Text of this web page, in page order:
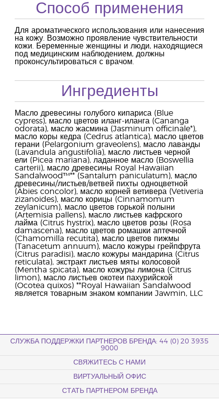
Способ применения
Для ароматического использования или нанесения
на кожу. Возможно проявление чувствительности
кожи. Беременные женщины и люди, находящиеся
под медицинским наблюдением, должны
проконсультироваться с врачом.
Ингредиенты
Масло древесины голубого кипариса (Blue
cypress), масло цветов иланг-иланга (Cananga
odorata), масло жасмина (Jasminum officinale*),
масло коры кедра (Cedrus atlantica), масло цветов
герани (Pelargonium graveolens), масло лаванды
(Lavandula angustifolia), масло листьев черной
ели (Picea mariana), ладанное масло (Boswellia
carterii), масло древесины Royal Hawaiian
Sandalwood™** (Santalum paniculatum), масло
древесины/листьев/ветвей пихты одноцветной
(Abies concolor), масло корней ветивера (Vetiveria
zizanoides), масло корицы (Cinnamomum
zeylanicum), масло цветов горькой полыни
(Artemisia pallens), масло листьев кафрского
лайма (Citrus hystrix), масло цветов розы (Rosa
damascena), масло цветов ромашки аптечной
(Chamomilla recutita), масло цветов пижмы
(Tanacetum annuum), масло кожуры грейпфрута
(Citrus paradisi), масло кожуры мандарина (Citrus
reticulata), экстракт листьев мяты колосовой
(Mentha spicata), масло кожуры лимона (Citrus
limon), масло листьев окотеи пахурийской
(Ocotea quixos) **Royal Hawaiian Sandalwood
является товарным знаком компании Jawmin, LLC
СЛУЖБА ПОДДЕРЖКИ ПАРТНЕРОВ БРЕНДА: 44 (0) 20 3935
9000
СВЯЖИТЕСЬ С НАМИ
ВИРТУАЛЬНЫЙ ОФИС
СТАТЬ ПАРТНЕРОМ БРЕНДА